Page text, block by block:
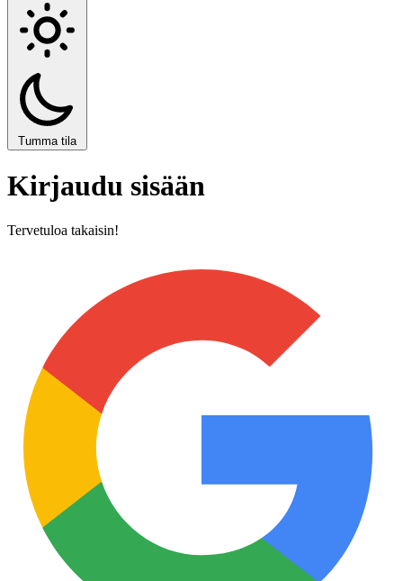
Tumma tila
Kirjaudu sisään
Tervetuloa takaisin!